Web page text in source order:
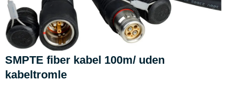
SMPTE fiber kabel 100m/ uden
kabeltromle